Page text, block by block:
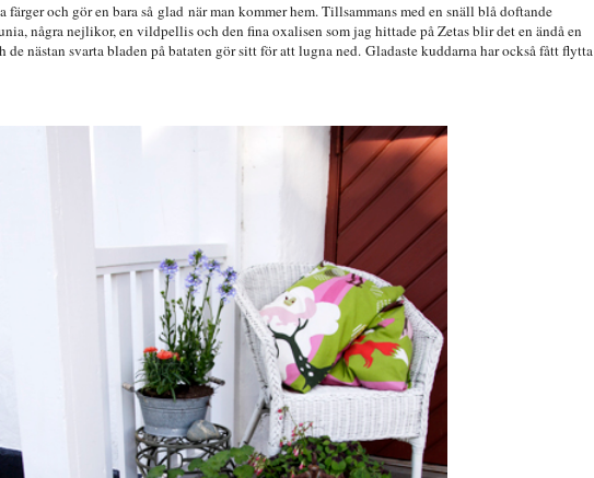
och gör en bara så glad när man kommer hem. Tillsammans med en snäll blå doftande
några nejlikor, en vildpellis och den fina oxalisen som jag hittade på Zetas blir det en ändå en
nästan svarta bladen på bataten gör sitt för att lugna ned. Gladaste kuddarna har också fått flytta